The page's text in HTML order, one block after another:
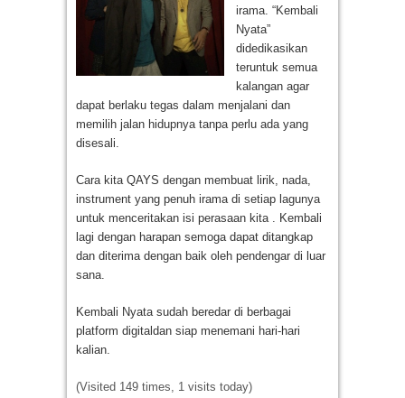
irama. “Kembali
Nyata”
didedikasikan
teruntuk semua
kalangan agar
dapat berlaku tegas dalam menjalani dan
memilih jalan hidupnya tanpa perlu ada yang
disesali.
Cara kita QAYS dengan membuat lirik, nada,
instrument yang penuh irama di setiap lagunya
untuk menceritakan isi perasaan kita . Kembali
lagi dengan harapan semoga dapat ditangkap
dan diterima dengan baik oleh pendengar di luar
sana.
Kembali Nyata sudah beredar di berbagai
platform digitaldan siap menemani hari-hari
kalian.
(Visited 149 times, 1 visits today)